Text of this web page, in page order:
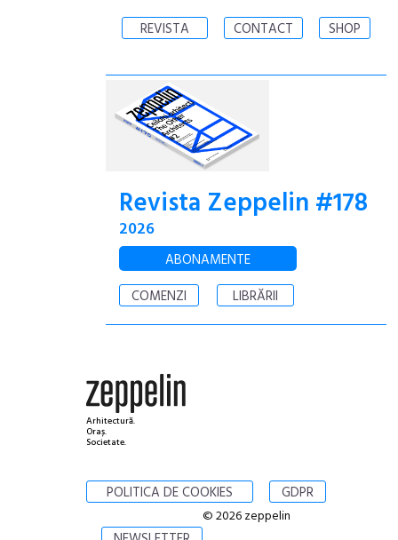
REVISTA CONTACT SHOP
Revista Zeppelin #178
2026
ABONAMENTE
COMENZI
LIBRĂRII
Arhitectură.
Oraș.
Societate.
POLITICA DE COOKIES GDPR
© 2026 zeppelin